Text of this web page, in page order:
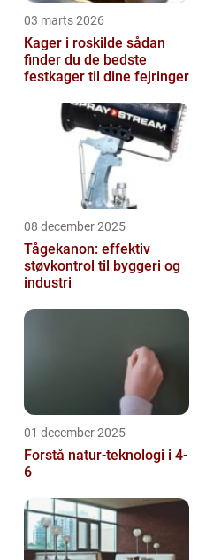
03 marts 2026
Kager i roskilde sådan
finder du de bedste
festkager til dine fejringer
08 december 2025
Tågekanon: effektiv
støvkontrol til byggeri og
industri
01 december 2025
Forstå natur-teknologi i 4-
6